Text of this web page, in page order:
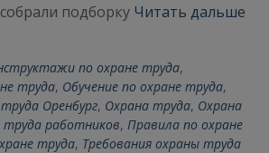
подборку Читать дальше
по охране труда,
труда, Обучение по охране труда,
Оренбург, Охрана труда, Охрана
труда работников, Правила по охране
труда, Требования охраны труда